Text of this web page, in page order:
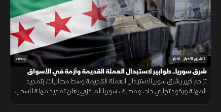
01:37 الشرق للأخبار أخبار
شرق سوريا.. طوابير لاستبدال العملة القديمة وأزمة في الأسواق
تزاحم كبير بشرق سوريا لاستبدال العملة القديمة وسط مطالبات بتمديد
المهلة وركود تجاري حاد، ومصرف سوريا المركزي يعلن تمديد مهلة السحب